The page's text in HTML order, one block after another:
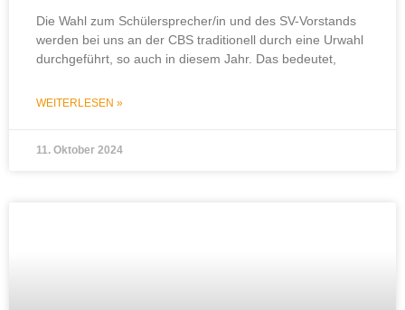
Die Wahl zum Schülersprecher/in und des SV-Vorstands
werden bei uns an der CBS traditionell durch eine Urwahl
durchgeführt, so auch in diesem Jahr. Das bedeutet,
WEITERLESEN »
11. Oktober 2024